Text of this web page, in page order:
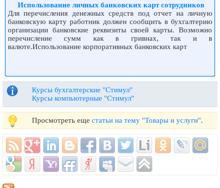
Использование личных банковских карт сотрудников
Для перечисления денежных средств под отчет на личную
банковскую карту работник должен сообщить в бухгалтерию
организации банковские реквизиты своей карты. Возможно
перечисление сумм как в гривнах, так и в
валюте.Использование корпоративных банковских карт
Курсы бухгалтерские "Стимул"
Курсы компьютерные "Стимул"
Просмотреть еще статьи на тему "Товары и услуги".